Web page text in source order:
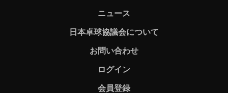
ニュース
日本卓球協議会について
お問い合わせ
ログイン
会員登録